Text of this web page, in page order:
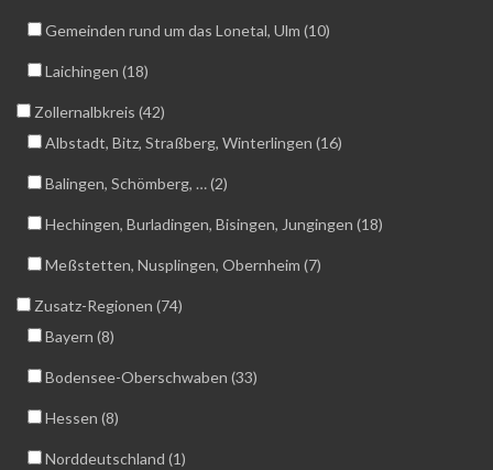
Gemeinden rund um das Lonetal, Ulm (10)
Laichingen (18)
Zollernalbkreis (42)
Albstadt, Bitz, Straßberg, Winterlingen (16)
Balingen, Schömberg, … (2)
Hechingen, Burladingen, Bisingen, Jungingen (18)
Meßstetten, Nusplingen, Obernheim (7)
Zusatz-Regionen (74)
Bayern (8)
Bodensee-Oberschwaben (33)
Hessen (8)
Norddeutschland (1)